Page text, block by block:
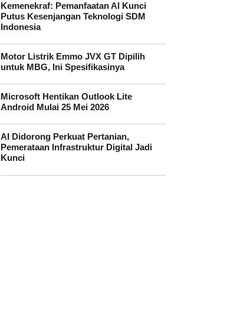
Kemenekraf: Pemanfaatan AI Kunci
Putus Kesenjangan Teknologi SDM
Indonesia
Motor Listrik Emmo JVX GT Dipilih
untuk MBG, Ini Spesifikasinya
Microsoft Hentikan Outlook Lite
Android Mulai 25 Mei 2026
AI Didorong Perkuat Pertanian,
Pemerataan Infrastruktur Digital Jadi
Kunci